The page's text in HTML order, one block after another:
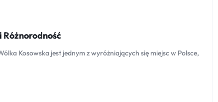
Różnorodność
Kosowska jest jednym z wyróżniających się miejsc w Polsce,